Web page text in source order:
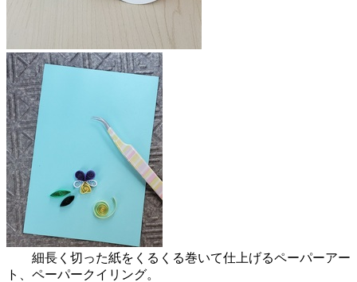
細長く切った紙をくるくる巻いて仕上げるペーパーアー
ト、ペーパークイリング。